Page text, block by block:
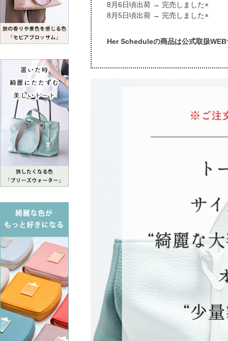
頃出荷 → 完売しました×
頃出荷 → 完売しました×
Her Scheduleの商品は公式取扱